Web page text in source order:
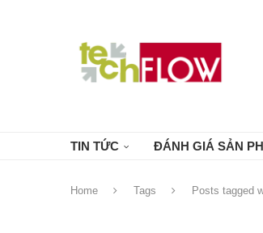
TIN TỨC ĐÁNH GIÁ SẢN
Home Tags Posts tagged